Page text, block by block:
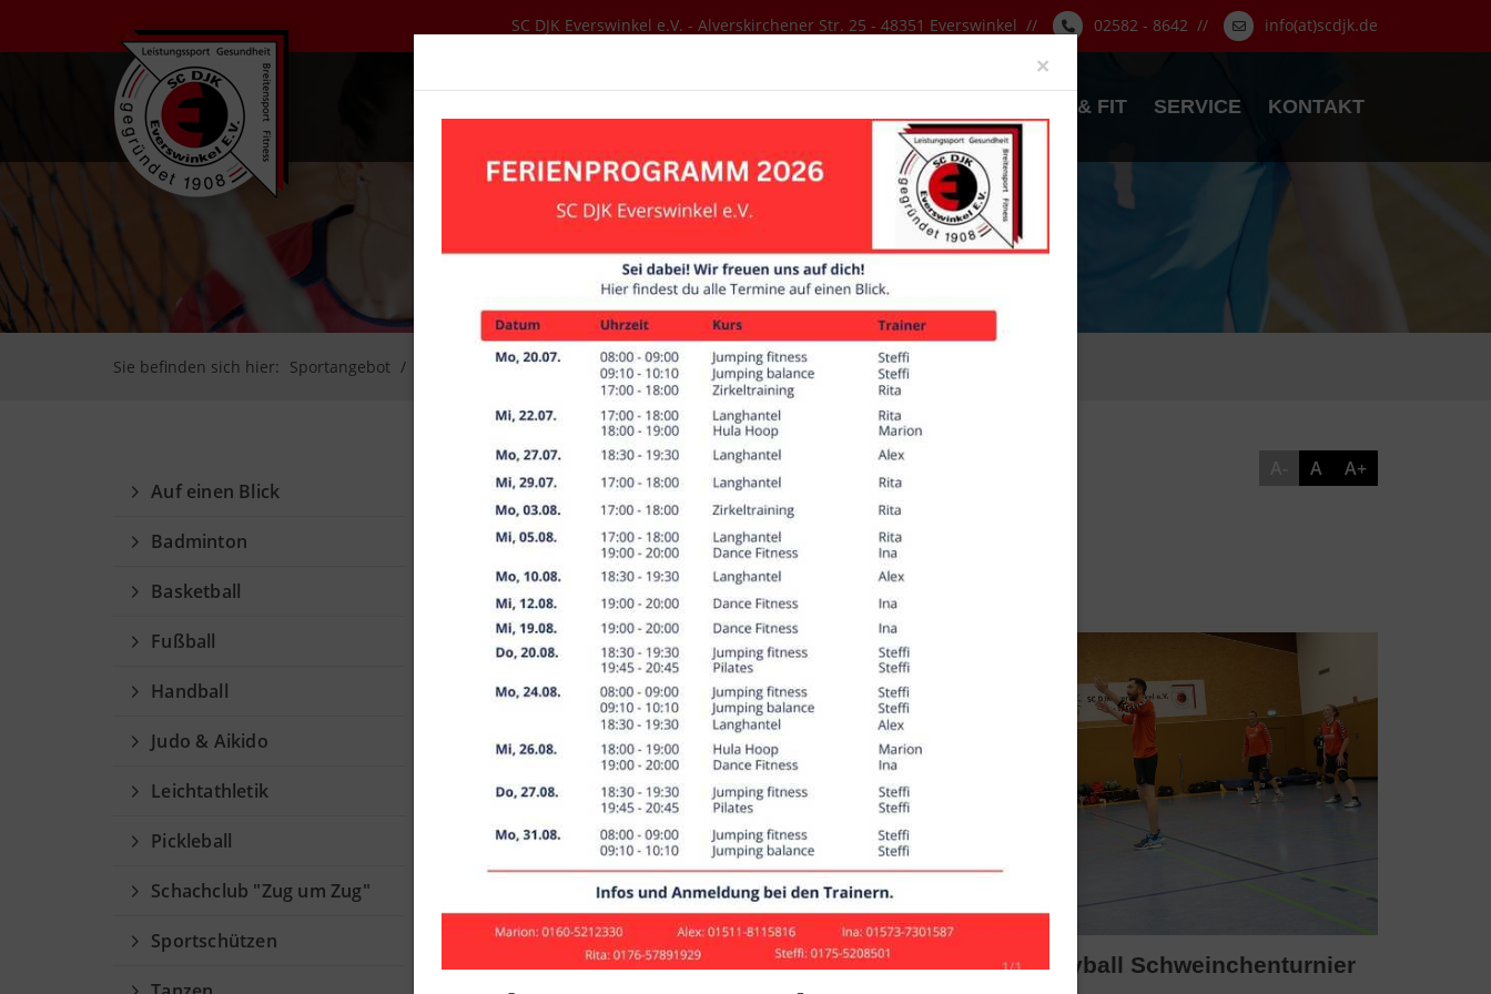
SC DJK Everswinkel e.V. - Alverskirchener Str. 25 - 48351 Everswinkel // 02582 - 8642 // info(at)scdjk.de
GESUND & FIT SERVICE KONTAKT
Sie befinden sich hier: Sportangebot Bildergalerien
A A+
Volleyball
Bildergalerien
Frauen Volleyball Schweinchenturnier Männer Volleyball Schweinchenturnier
Auf einen Blick
Badminton
Basketball
Fußball
Handball
Judo & Aikido
Leichtathletik
Pickleball
Schachclub "Zug um Zug"
Sportschützen
×